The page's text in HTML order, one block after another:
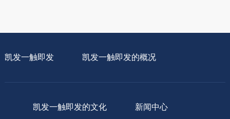
凯发一触即发 凯发一触即发的概况
凯发一触即发的文化 新闻中心